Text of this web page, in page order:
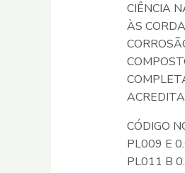
CIÊNCIA
ÀS
CÓDIGO
PL009 E
PL011 B